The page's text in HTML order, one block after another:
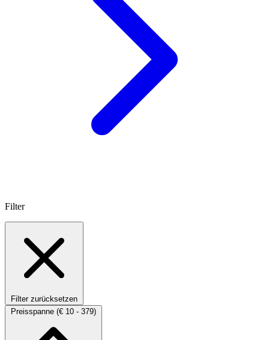
Filter
Filter zurücksetzen
Preisspanne (€ 10 - 379)